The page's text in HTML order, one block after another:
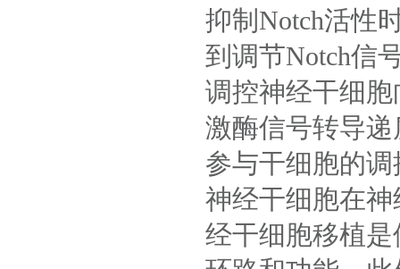
抑制Notch活性
到调节Notch信
调控神经干细胞
激酶信号转导
参与干细胞的调
神经干细胞在
经干细胞移植